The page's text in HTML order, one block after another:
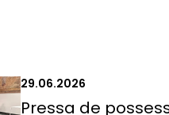
29.06.2026
Pressa de